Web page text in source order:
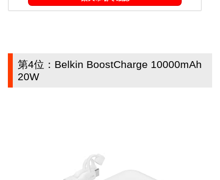
第4位：Belkin BoostCharge 10000mAh
20W